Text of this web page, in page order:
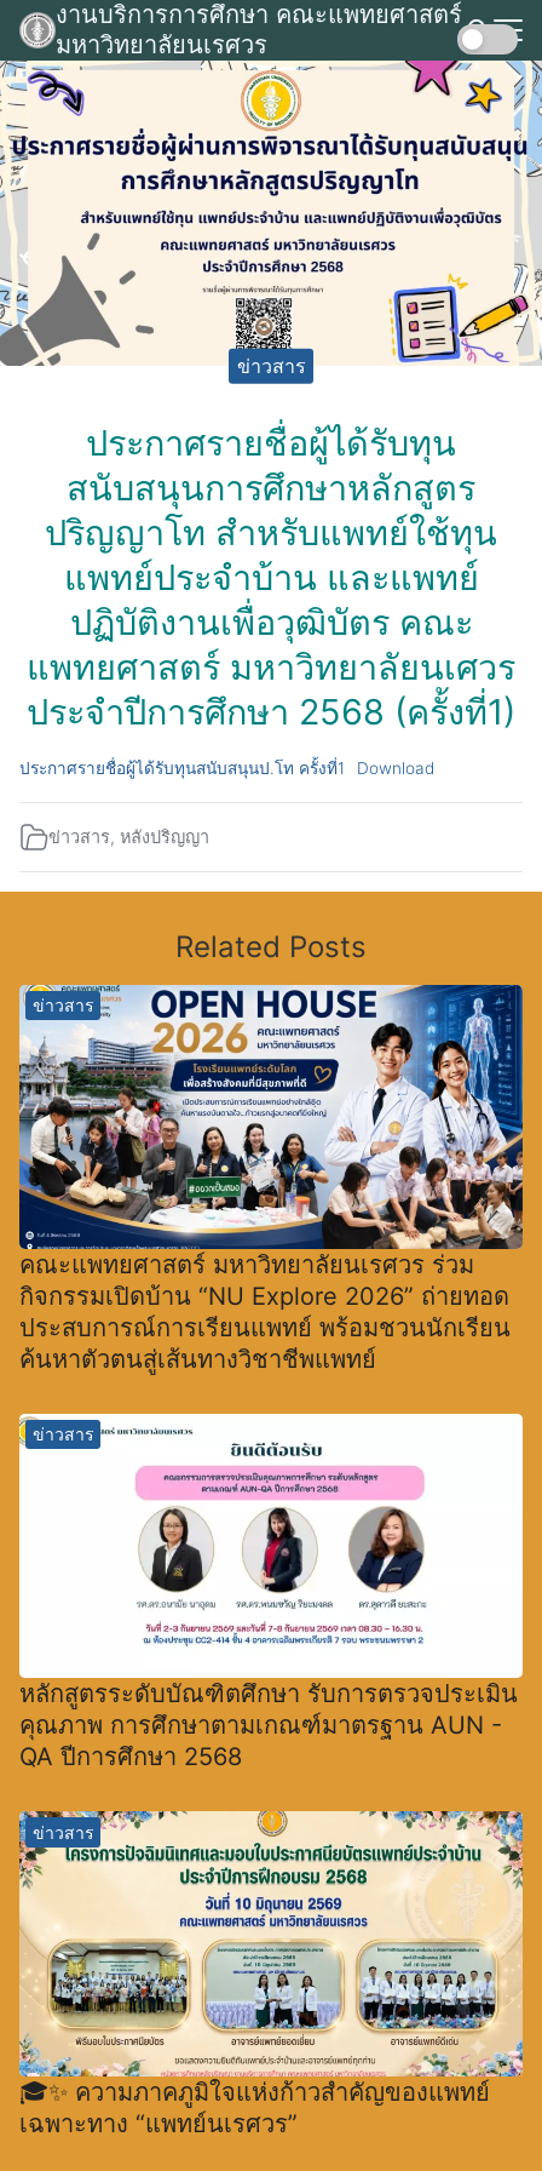
Skip
content
งานบริการการศึกษา คณะแพทยศาสตร์
มหาวิทยาลัยนเรศวร
Search
for:
ข่าวสาร
ประกาศรายชื่อผู้ได้รับทุน
สนับสนุนการศึกษาหลักสูตร
ปริญญาโท สำหรับแพทย์ใช้ทุน
แพทย์ประจำบ้าน และแพทย์
ปฏิบัติงานเพื่อวุฒิบัตร คณะ
แพทยศาสตร์ มหาวิทยาลัยนเศวร
ประจำปีการศึกษา 2568 (ครั้งที่1)
ประกาศรายชื่อผู้ได้รับทุนสนับสนุนป.โท ครั้งที่1 Download
ข่าวสาร, หลังปริญญา
Related Posts
ข่าวสาร
คณะแพทยศาสตร์ มหาวิทยาลัยนเรศวร ร่วม
กิจกรรมเปิดบ้าน “NU Explore 2026” ถ่ายทอด
ประสบการณ์การเรียนแพทย์ พร้อมชวนนักเรียน
ค้นหาตัวตนสู่เส้นทางวิชาชีพแพทย์
ข่าวสาร
หลักสูตรระดับบัณฑิตศึกษา รับการตรวจประเมิน
คุณภาพ การศึกษาตามเกณฑ์มาตรฐาน AUN -
QA ปีการศึกษา 2568
ข่าวสาร
🎓✨ ความภาคภูมิใจแห่งก้าวสำคัญของแพทย์
เฉพาะทาง “แพทย์นเรศวร”